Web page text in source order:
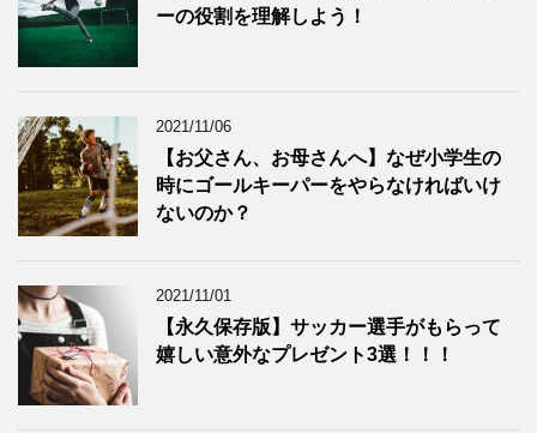
ーの役割を理解しよう！
2021/11/06
【お父さん、お母さんへ】なぜ小学生の
時にゴールキーパーをやらなければいけ
ないのか？
2021/11/01
【永久保存版】サッカー選手がもらって
嬉しい意外なプレゼント3選！！！